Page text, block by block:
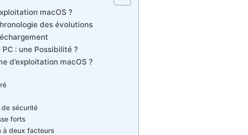
macOS ?
des évolutions
: une Possibilité ?
d’exploitation macOS ?
de sécurité
forts
à deux facteurs